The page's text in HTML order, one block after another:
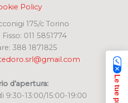
Policy
175/c Torino
011 5851774
388 1871825
d’apertura:
9:30-13:00/15:00-19:00